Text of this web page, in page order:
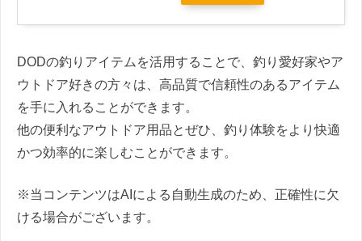
DODの釣りアイテムを活用することで、釣り愛好家やア
ウトドア好きの方々は、高品質で信頼性のあるアイテム
を手に入れることができます。
他の便利なアウトドア用品とぜひ、釣り体験をより快適
かつ効率的に楽しむことができます。
※当コンテンツはAIによる自動生成のため、正確性に欠
ける場合がございます。